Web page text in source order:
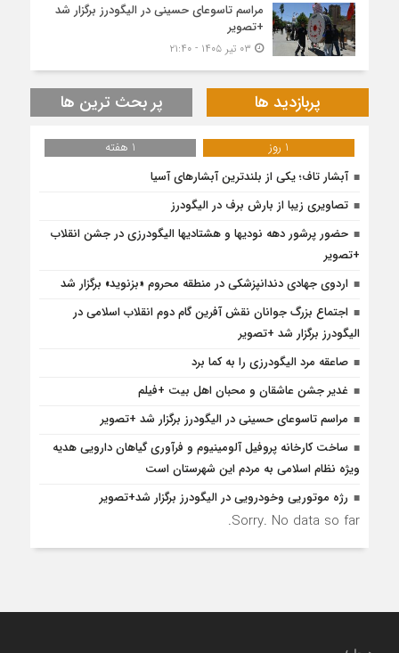
مراسم تاسوعای حسینی در الیگودرز برگزار شد
+تصویر
پربازدید ها پر بحث ترین ها
1 روز
1 هفته
آبشار تاف؛ یکی از بلندترین آبشارهای آسیا
تصاویری زیبا از بارش برف در الیگودرز
حضور پرشور دهه نودیها و هشتادیها الیگودرزی در جشن انقلاب
+تصویر
اردوی جهادی دندانپزشکی در منطقه محروم «بزنوید» برگزار شد
اجتماع بزرگ جوانان نقش آفرین گام دوم انقلاب اسلامی در
الیگودرز برگزار شد +تصویر
صاعقه مرد الیگودرزی را به کما برد
غدیر جشن عاشقان و محبان اهل بیت +فیلم
مراسم تاسوعای حسینی در الیگودرز برگزار شد +تصویر
ساخت کارخانه پروفیل آلومینیوم و فرآوری گیاهان دارویی هدیه
ویژه نظام اسلامی به مردم این شهرستان است
رژه موتوریی وخودرویی در الیگودرز برگزار شد+تصویر
Sorry. No data so far.